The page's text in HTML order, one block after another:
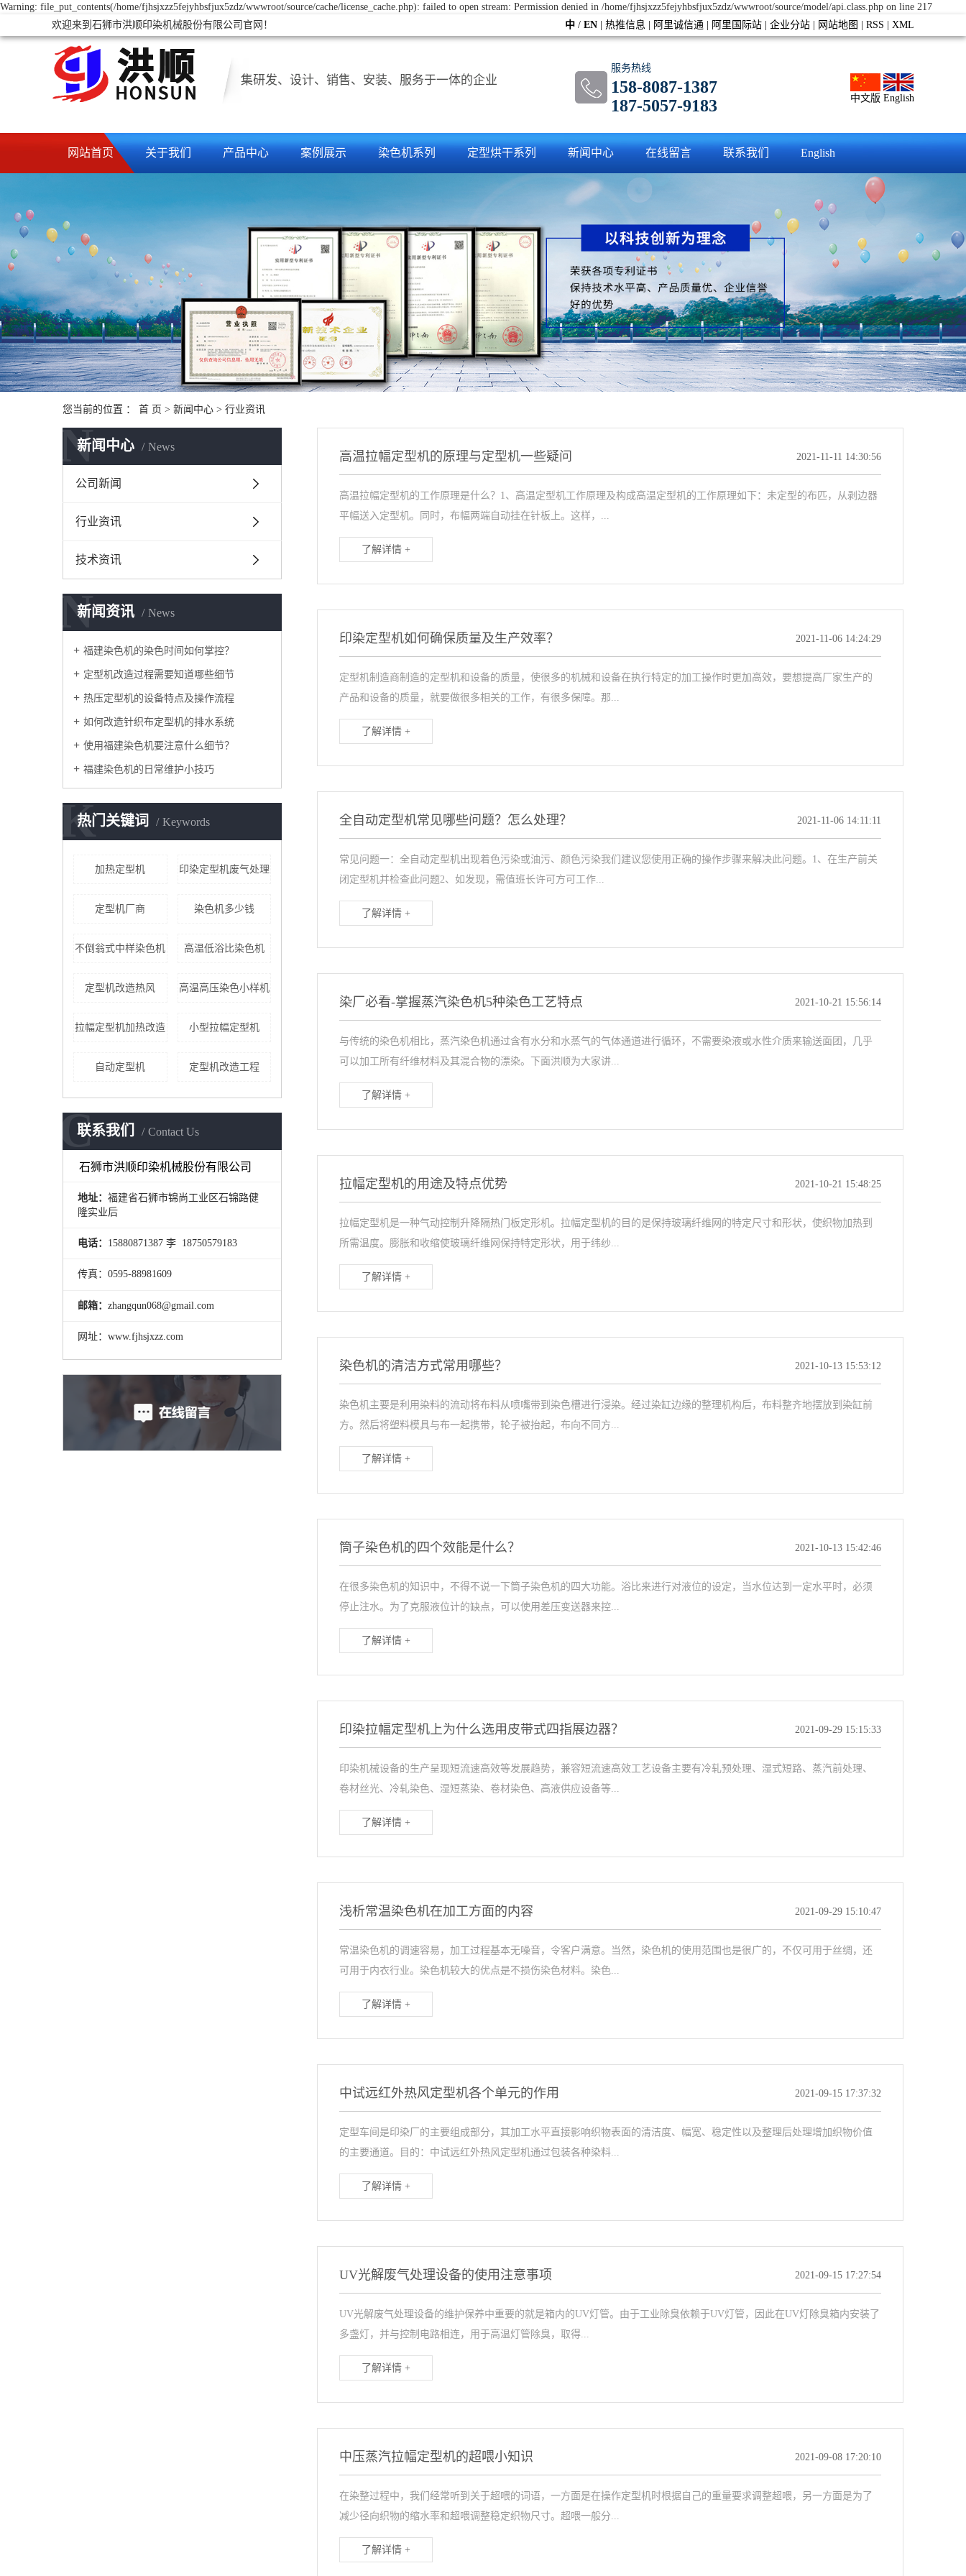
Warning: file_put_contents(/home/fjhsjxzz5fejyhbsfjux5zdz/wwwroot/source/cache/license_cache.php): failed to open stream: Permission denied in /home/fjhsjxzz5fejyhbsfjux5zdz/wwwroot/source/model/api.class.php on line 217
欢迎来到石狮市洪顺印染机械股份有限公司官网！
中 / EN 热推信息 阿里诚信通 阿里国际站 企业分站 网站地图 RSS XML
集研发、设计、销售、安装、服务于一体的企业
服务热线
158-8087-1387
187-5057-9183 中文版 English
网站首页 关于我们 产品中心 案例展示 染色机系列 定型烘干系列 新闻中心 在线留言 联系我们 English
您当前的位置 ： 首 页 > 新闻中心 > 行业资讯
新闻中心 News
N
公司新闻
行业资讯
技术资讯
新闻资讯 News
N
福建染色机的染色时间如何掌控？
定型机改造过程需要知道哪些细节
热压定型机的设备特点及操作流程
如何改造针织布定型机的排水系统
使用福建染色机要注意什么细节？
福建染色机的日常维护小技巧
热门关键词 Keywords
K
加热定型机 印染定型机废气处理
定型机厂商 染色机多少钱
不倒翁式中样染色机 高温低浴比染色机
定型机改造热风 高温高压染色小样机
拉幅定型机加热改造 小型拉幅定型机
自动定型机 定型机改造工程
联系我们 Contact Us
C
石狮市洪顺印染机械股份有限公司
地址： 福建省石狮市锦尚工业区石锦路健
隆实业后
电话： 15880871387 李 18750579183
传真：0595-88981609
邮箱： zhangqun068@gmail.com
网址：www.fjhsjxzz.com
高温拉幅定型机的原理与定型机一些疑问 2021-11-11 14:30:56
高温拉幅定型机的工作原理是什么？1、高温定型机工作原理及构成高温定型机的工作原理如下：未定型的布匹，从剥边器
平幅送入定型机。同时，布幅两端自动挂在针板上。这样，...
了解详情 +
印染定型机如何确保质量及生产效率？ 2021-11-06 14:24:29
定型机制造商制造的定型机和设备的质量，使很多的机械和设备在执行特定的加工操作时更加高效，要想提高厂家生产的
产品和设备的质量，就要做很多相关的工作，有很多保障。那...
了解详情 +
全自动定型机常见哪些问题？怎么处理？ 2021-11-06 14:11:11
常见问题一：全自动定型机出现着色污染或油污、颜色污染我们建议您使用正确的操作步骤来解决此问题。1、在生产前关
闭定型机并检查此问题2、如发现，需值班长许可方可工作...
了解详情 +
染厂必看-掌握蒸汽染色机5种染色工艺特点 2021-10-21 15:56:14
与传统的染色机相比，蒸汽染色机通过含有水分和水蒸气的气体通道进行循环，不需要染液或水性介质来输送面团，几乎
可以加工所有纤维材料及其混合物的漂染。下面洪顺为大家讲...
了解详情 +
拉幅定型机的用途及特点优势 2021-10-21 15:48:25
拉幅定型机是一种气动控制升降隔热门板定形机。拉幅定型机的目的是保持玻璃纤维网的特定尺寸和形状，使织物加热到
所需温度。膨胀和收缩使玻璃纤维网保持特定形状，用于纬纱...
了解详情 +
染色机的清洁方式常用哪些？ 2021-10-13 15:53:12
染色机主要是利用染料的流动将布料从喷嘴带到染色槽进行浸染。经过染缸边缘的整理机构后，布料整齐地摆放到染缸前
方。然后将塑料模具与布一起携带，轮子被抬起，布向不同方...
了解详情 +
筒子染色机的四个效能是什么？ 2021-10-13 15:42:46
在很多染色机的知识中，不得不说一下筒子染色机的四大功能。浴比来进行对液位的设定，当水位达到一定水平时，必须
停止注水。为了克服液位计的缺点，可以使用差压变送器来控...
了解详情 +
印染拉幅定型机上为什么选用皮带式四指展边器？ 2021-09-29 15:15:33
印染机械设备的生产呈现短流速高效等发展趋势，兼容短流速高效工艺设备主要有冷轧预处理、湿式短路、蒸汽前处理、
卷材丝光、冷轧染色、湿短蒸染、卷材染色、高液供应设备等...
了解详情 +
浅析常温染色机在加工方面的内容 2021-09-29 15:10:47
常温染色机的调速容易，加工过程基本无噪音，令客户满意。当然，染色机的使用范围也是很广的，不仅可用于丝绸，还
可用于内衣行业。染色机较大的优点是不损伤染色材料。染色...
了解详情 +
中试远红外热风定型机各个单元的作用 2021-09-15 17:37:32
定型车间是印染厂的主要组成部分，其加工水平直接影响织物表面的清洁度、幅宽、稳定性以及整理后处理增加织物价值
的主要通道。目的：中试远红外热风定型机通过包装各种染料...
了解详情 +
UV光解废气处理设备的使用注意事项 2021-09-15 17:27:54
UV光解废气处理设备的维护保养中重要的就是箱内的UV灯管。由于工业除臭依赖于UV灯管，因此在UV灯除臭箱内安装了
多盏灯，并与控制电路相连，用于高温灯管除臭，取得...
了解详情 +
中压蒸汽拉幅定型机的超喂小知识 2021-09-08 17:20:10
在染整过程中，我们经常听到关于超喂的词语，一方面是在操作定型机时根据自己的重量要求调整超喂，另一方面是为了
减少径向织物的缩水率和超喂调整稳定织物尺寸。超喂一般分...
了解详情 +